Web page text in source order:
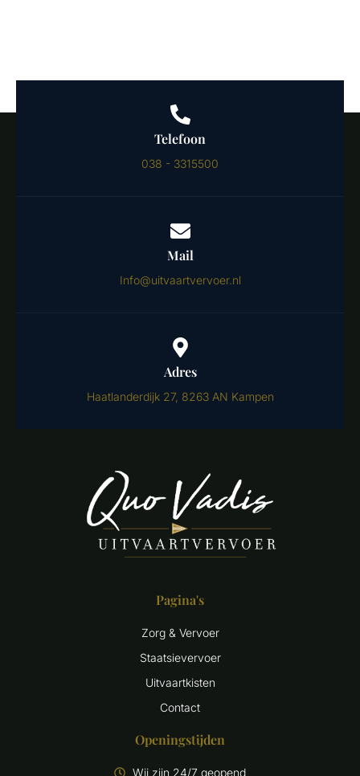
Telefoon
038 - 3315500
Mail
Info@uitvaartvervoer.nl
Adres
Haatlanderdijk 27, 8263 AN Kampen
Pagina's
Zorg & Vervoer
Staatsievervoer
Uitvaartkisten
Contact
Openingstijden
Wij zijn 24/7 geopend